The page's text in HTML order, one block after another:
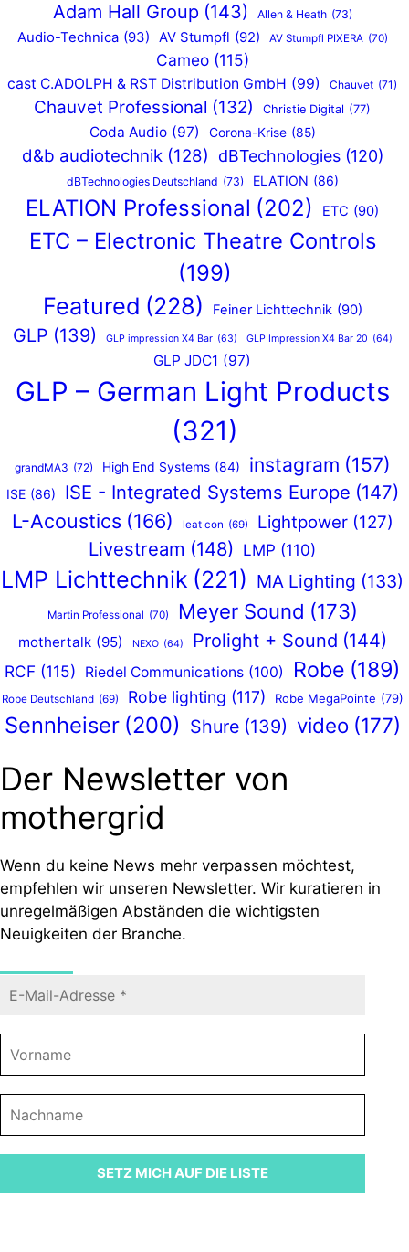
Adam Hall Group (143) Allen & Heath (73)
Audio-Technica (93) AV Stumpfl (92) AV Stumpfl PIXERA (70)
Cameo (115)
cast C.ADOLPH & RST Distribution GmbH (99) Chauvet (71)
Chauvet Professional (132) Christie Digital (77)
Coda Audio (97) Corona-Krise (85)
d&b audiotechnik (128) dBTechnologies (120)
dBTechnologies Deutschland (73) ELATION (86)
ELATION Professional (202) ETC (90)
ETC – Electronic Theatre Controls
(199)
Featured (228) Feiner Lichttechnik (90)
GLP (139) GLP impression X4 Bar (63) GLP Impression X4 Bar 20 (64)
GLP JDC1 (97)
GLP – German Light Products
(321)
grandMA3 (72) High End Systems (84) instagram (157)
ISE (86) ISE - Integrated Systems Europe (147)
L-Acoustics (166) leat con (69) Lightpower (127)
Livestream (148) LMP (110)
LMP Lichttechnik (221) MA Lighting (133)
Martin Professional (70) Meyer Sound (173)
mothertalk (95) NEXO (64) Prolight + Sound (144)
RCF (115) Riedel Communications (100) Robe (189)
Robe Deutschland (69) Robe lighting (117) Robe MegaPointe (79)
Sennheiser (200) Shure (139) video (177)
Der Newsletter von
mothergrid
Wenn du keine News mehr verpassen möchtest,
empfehlen wir unseren Newsletter. Wir kuratieren in
unregelmäßigen Abständen die wichtigsten
Neuigkeiten der Branche.